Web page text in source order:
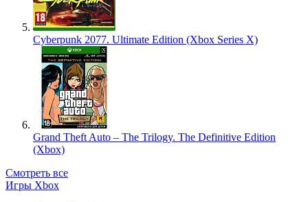
Cyberpunk 2077. Ultimate Edition (Xbox Series X)
Grand Theft Auto – The Trilogy. The Definitive Edition
(Xbox)
Смотреть все
Игры Xbox